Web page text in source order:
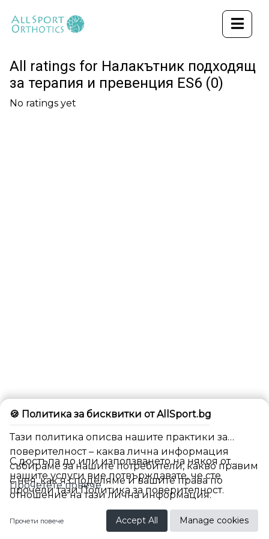
🍪 Политика за бисквитки от AllSport.bg
Тази политика описва нашите практики за
поверителност – каква лична информация
събираме за нашите потребители, какво правим
с нея, как я споделяме и вашите права по
отношение на тази лична информация.
С достъпа до или използването на някоя от
нашите услуги вие потвърждавате, че сте
прочели тази Политика за поверителност.
Прочетете повече
Прочети повече Accept All Manage cookies
All ratings for Налакътник подходящ
за терапия и превенция ES6 (0)
No ratings yet